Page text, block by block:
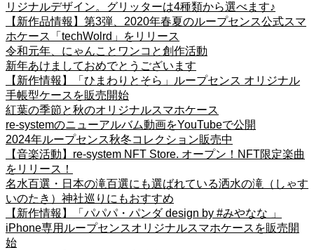
リジナルデザイン。グリッターは4種類から選べます♪
【新作品情報】第3弾、2020年春夏のループセンス公式スマ
ホケース「techWolrd」をリリース
令和元年、にゃんことワンコと創作活動
新年あけましておめでとうございます
【新作情報】「ひまわりとそら」ループセンス オリジナル
手帳型ケースを販売開始
紅葉の季節と秋のオリジナルスマホケース
re-systemのニューアルバム動画をYouTubeで公開
2024年ループセンス秋冬コレクション販売中
【音楽活動】re-system NFT Store. オープン！NFT限定楽曲
をリリース！
名水百選・日本の滝百選にも選ばれている洒水の滝（しゃす
いのたき）神社巡りにもおすすめ
【新作情報】「パパパ・パンダ design by #みやなな 」
iPhone専用ループセンスオリジナルスマホケースを販売開
始